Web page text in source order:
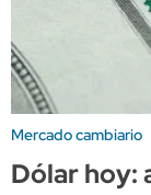
Mercado cambiario
Dólar hoy: